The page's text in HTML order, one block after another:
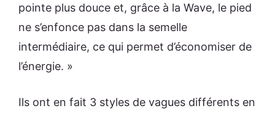
pointe plus douce et, grâce à la Wave, le pied
ne s’enfonce pas dans la semelle
intermédiaire, ce qui permet d’économiser de
l’énergie. »
Ils ont en fait 3 styles de vagues différents en